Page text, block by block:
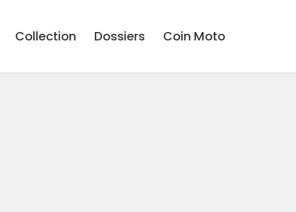
Collection Dossiers Coin Moto